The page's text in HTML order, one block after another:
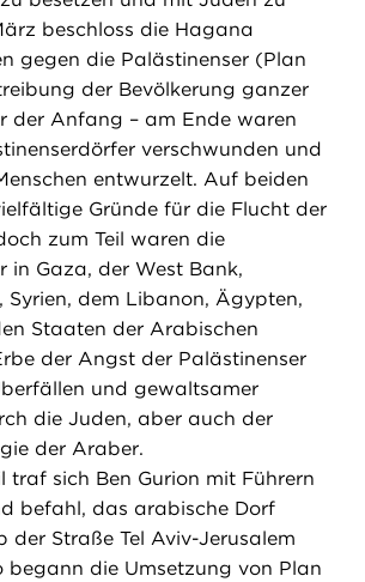
beschloss die Hagana
gegen die Palästinenser (Plan
der Bevölkerung ganzer
der Anfang – am Ende waren
verschwunden und
entwurzelt. Auf beiden
Gründe für die Flucht der
zum Teil waren die
in Gaza, der West Bank,
Syrien, dem Libanon, Ägypten,
Staaten der Arabischen
der Angst der Palästinenser
und gewaltsamer
die Juden, aber auch der
der Araber.
traf sich Ben Gurion mit Führern
befahl, das arabische Dorf
der Straße Tel Aviv-Jerusalem
begann die Umsetzung von Plan